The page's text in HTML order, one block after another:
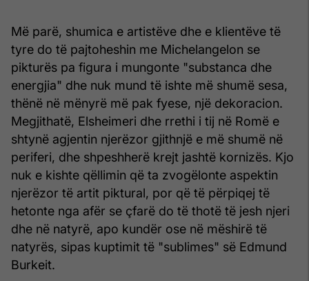
Më parë, shumica e artistëve dhe e klientëve të
tyre do të pajtoheshin me Michelangelon se
pikturës pa figura i mungonte "substanca dhe
energjia" dhe nuk mund të ishte më shumë sesa,
thënë në mënyrë më pak fyese, një dekoracion.
Megjithatë, Elsheimeri dhe rrethi i tij në Romë e
shtynë agjentin njerëzor gjithnjë e më shumë në
periferi, dhe shpeshherë krejt jashtë kornizës. Kjo
nuk e kishte qëllimin që ta zvogëlonte aspektin
njerëzor të artit piktural, por që të përpiqej të
hetonte nga afër se çfarë do të thotë të jesh njeri
dhe në natyrë, apo kundër ose në mëshirë të
natyrës, sipas kuptimit të "sublimes" së Edmund
Burkeit.